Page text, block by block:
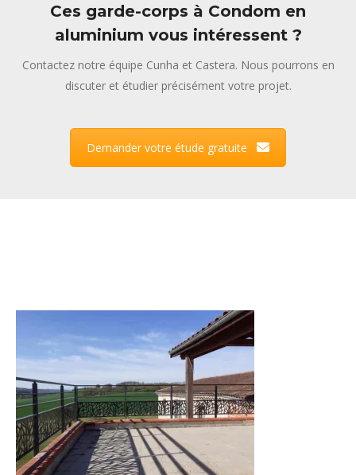
Ces garde-corps à Condom en
aluminium vous intéressent ?
Contactez notre équipe Cunha et Castera. Nous pourrons en
discuter et étudier précisément votre projet.
Demander votre étude gratuite